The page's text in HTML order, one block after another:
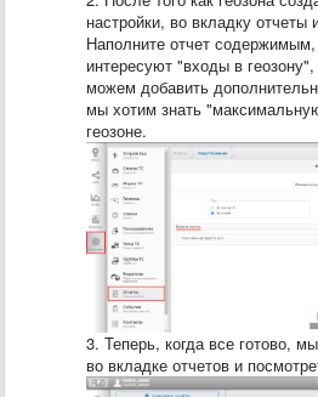
настройки, во вкладку отчеты
Наполните отчет
интересуют "входы в
можем добавить
мы хотим знать
геозоне.
3. Теперь, когда все готово,
во вкладке отчетов и